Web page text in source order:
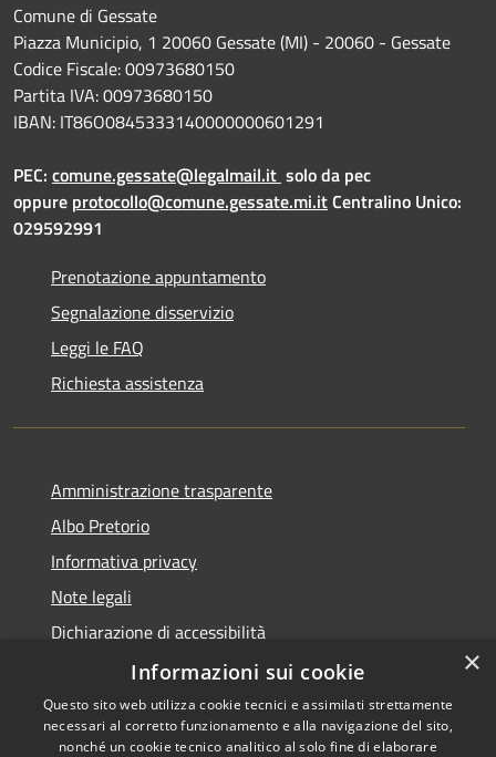
Comune di Gessate
Piazza Municipio, 1 20060 Gessate (MI) - 20060 - Gessate
Codice Fiscale: 00973680150
Partita IVA: 00973680150
IBAN: IT86O0845333140000000601291
PEC: comune.gessate@legalmail.it solo da pec
oppure protocollo@comune.gessate.mi.itCentralino Unico:
029592991
Prenotazione appuntamento
Segnalazione disservizio
Leggi le FAQ
Richiesta assistenza
Amministrazione trasparente
Albo Pretorio
Informativa privacy
Note legali
Dichiarazione di accessibilità
Dichiarazione di accessibilità dal 2025
×
Informazioni sui cookie
Questo sito web utilizza cookie tecnici e assimilati strettamente
necessari al corretto funzionamento e alla navigazione del sito,
nonché un cookie tecnico analitico al solo fine di elaborare